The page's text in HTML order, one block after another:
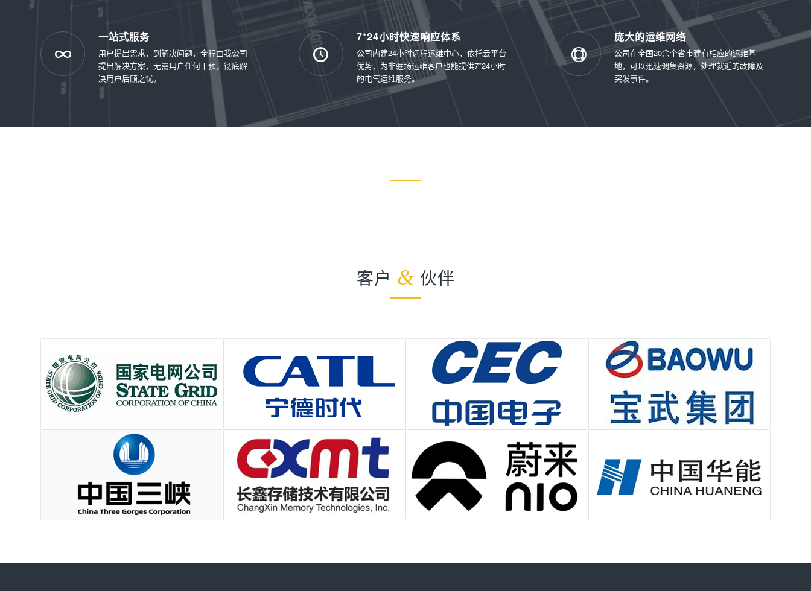
一站式服务
用户提出需求，到解决问题，全程由我公司
提出解决方案，无需用户任何干预，彻底解
决用户后顾之忧。
7*24小时快速响应体系
公司内建24小时远程运维中心，依托云平台
优势，为非驻场运维客户也能提供7*24小时
的电气运维服务。
庞大的运维网络
公司在全国20余个省市建有相应的运维基
地，可以迅速调集资源，处理就近的故障及
突发事件。
客户 & 伙伴